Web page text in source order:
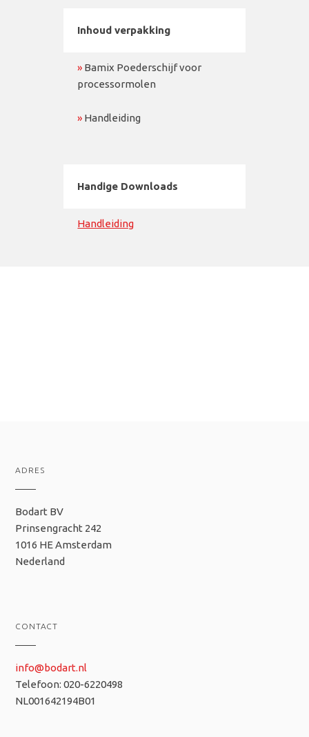
Inhoud verpakking
» Bamix Poederschijf voor
processormolen
» Handleiding
Handige Downloads
Handleiding
ADRES
Bodart BV
Prinsengracht 242
1016 HE Amsterdam
Nederland
CONTACT
info@bodart.nl
Telefoon: 020-6220498
NL001642194B01